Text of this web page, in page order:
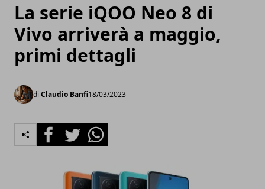
La serie iQOO Neo 8 di
Vivo arriverà a maggio,
primi dettagli
di Claudio Banfi18/03/2023
FacebookTwitterWhatsapp